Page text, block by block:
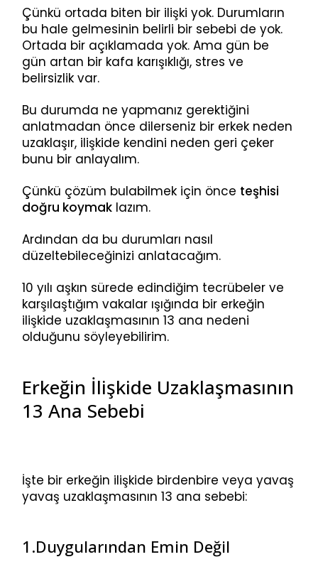
Çünkü ortada biten bir ilişki yok. Durumların
bu hale gelmesinin belirli bir sebebi de yok.
Ortada bir açıklamada yok. Ama gün be
gün artan bir kafa karışıklığı, stres ve
belirsizlik var.
Bu durumda ne yapmanız gerektiğini
anlatmadan önce dilerseniz bir erkek neden
uzaklaşır, ilişkide kendini neden geri çeker
bunu bir anlayalım.
Çünkü çözüm bulabilmek için önce teşhisi
doğru koymak lazım.
Ardından da bu durumları nasıl
düzeltebileceğinizi anlatacağım.
10 yılı aşkın sürede edindiğim tecrübeler ve
karşılaştığım vakalar ışığında bir erkeğin
ilişkide uzaklaşmasının 13 ana nedeni
olduğunu söyleyebilirim.
Erkeğin İlişkide Uzaklaşmasının
13 Ana Sebebi
İşte bir erkeğin ilişkide birdenbire veya yavaş
yavaş uzaklaşmasının 13 ana sebebi:
1.Duygularından Emin Değil